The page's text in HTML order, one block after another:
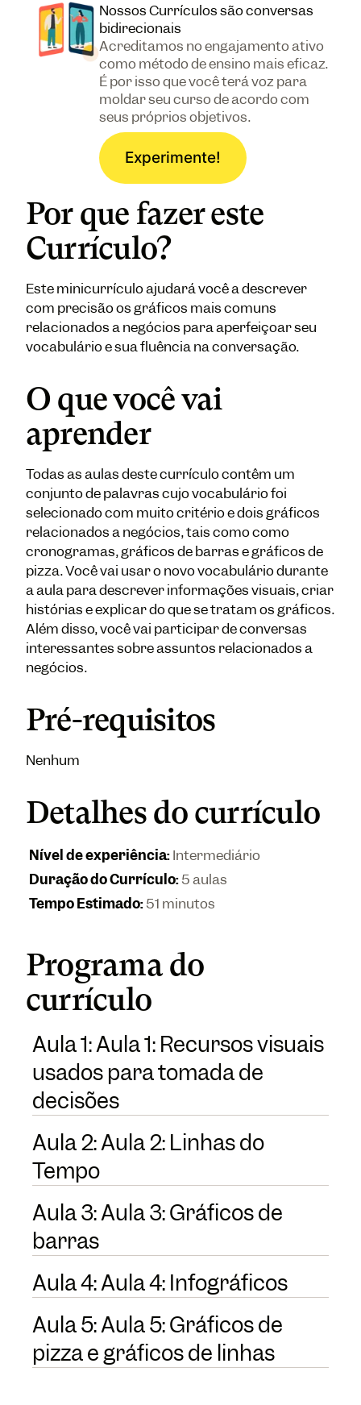
Nossos Currículos são conversas
bidirecionais
Acreditamos no engajamento ativo
como método de ensino mais eficaz.
É por isso que você terá voz para
moldar seu curso de acordo com
seus próprios objetivos.
Experimente!
Por que fazer este
Currículo?
Este minicurrículo ajudará você a descrever
com precisão os gráficos mais comuns
relacionados a negócios para aperfeiçoar seu
vocabulário e sua fluência na conversação.
O que você vai
aprender
Todas as aulas deste currículo contêm um
conjunto de palavras cujo vocabulário foi
selecionado com muito critério e dois gráficos
relacionados a negócios, tais como como
cronogramas, gráficos de barras e gráficos de
pizza. Você vai usar o novo vocabulário durante
a aula para descrever informações visuais, criar
histórias e explicar do que se tratam os gráficos.
Além disso, você vai participar de conversas
interessantes sobre assuntos relacionados a
negócios.
Pré-requisitos
Nenhum
Detalhes do currículo
Nível de experiência:Intermediário
Duração do Currículo:5 aulas
Tempo Estimado:51 minutos
Programa do
currículo
Aula 1: Aula 1: Recursos visuais
usados para tomada de
decisões
Aula 2: Aula 2: Linhas do
Tempo
Aula 3: Aula 3: Gráficos de
barras
Aula 4: Aula 4: Infográficos
Aula 5: Aula 5: Gráficos de
pizza e gráficos de linhas